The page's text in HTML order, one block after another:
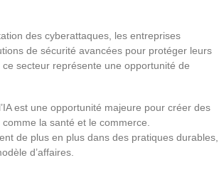
des cyberattaques, les entreprises
de sécurité avancées pour protéger leurs
secteur représente une opportunité de
est une opportunité majeure pour créer des
la santé et le commerce.
de plus en plus dans des pratiques durables,
d’affaires.